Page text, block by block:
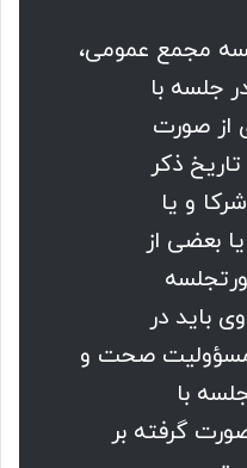
مجمع عمومی،
جلسه با
از صورت
ذکر
و یا
بعضی از
باید در
صحت و
با
گرفته بر